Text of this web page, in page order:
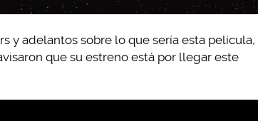
y adelantos sobre lo que sería esta película,
que su estreno está por llegar este